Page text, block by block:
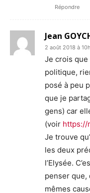
Répondre
Jean
2 août 2018 à
Je crois que
politique,
posé à peu
que je
gens) car
(voir https://
Je trouve
les deux
l’Elysée.
penser que,
mêmes